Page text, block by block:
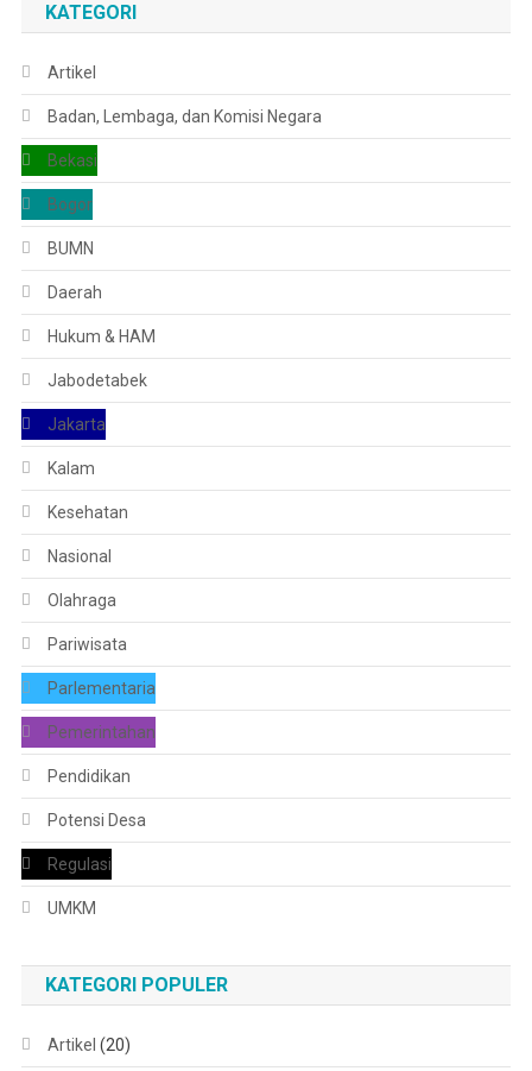
KATEGORI
Artikel
Badan, Lembaga, dan Komisi Negara
Bekasi
Bogor
BUMN
Daerah
Hukum & HAM
Jabodetabek
Jakarta
Kalam
Kesehatan
Nasional
Olahraga
Pariwisata
Parlementaria
Pemerintahan
Pendidikan
Potensi Desa
Regulasi
UMKM
KATEGORI POPULER
Artikel (20)